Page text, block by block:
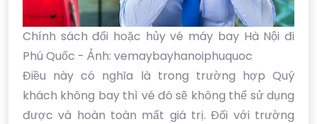
Chính sách đổi hoặc hủy vé máy bay Hà Nội đi
Phú Quốc - Ảnh: vemaybayhanoiphuquoc
Điều này có nghĩa là trong trường hợp Quý
khách không bay thì vé đó sẽ không thể sử dụng
được và hoàn toàn mất giá trị. Đối với trường